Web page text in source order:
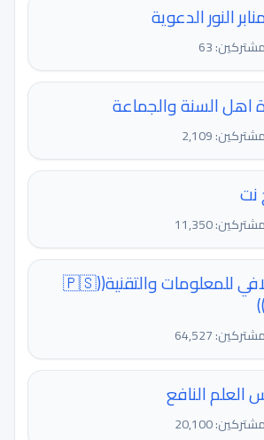
النور الدعوية
63
اهل السنة والجماعة
2,109
نت
11,350
المخلافي للمعلومات والتقنية((🇵🇸
64,527
العلم النافع
20,100